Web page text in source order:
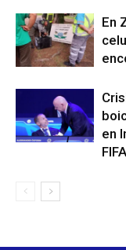
En
en
FIFA